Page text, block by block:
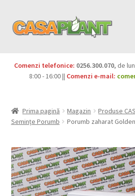
Pesticide
Produse BIO
Igienă publică
Comenzi telefonice: 0256.300.070, de
8:00 - 16:00 || Comenzi e-mail:
Prima pagină Magazin Produse
Semințe Porumb
Porumb zaharat